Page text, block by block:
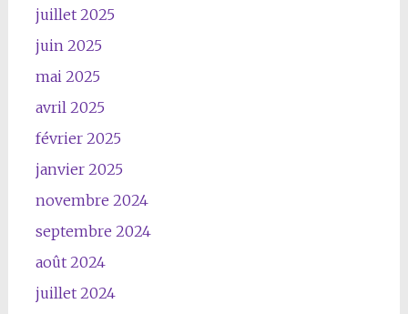
juillet 2025
juin 2025
mai 2025
avril 2025
février 2025
janvier 2025
novembre 2024
septembre 2024
août 2024
juillet 2024